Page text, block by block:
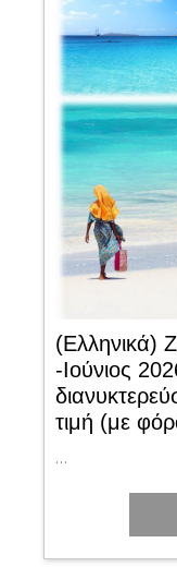
(Ελληνικά)
-Ιούνιος
τιμή (με
…